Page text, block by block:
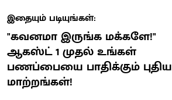
இதையும் படியுங்கள்:
"கவனமா இருங்க மக்களே!"
ஆகஸ்ட் 1 முதல் உங்கள்
பணப்பையை பாதிக்கும் புதிய
மாற்றங்கள்!